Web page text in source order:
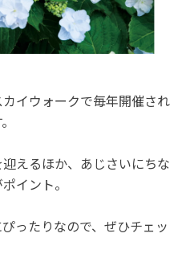
カイウォークで毎年開催され
えるほか、あじさいにちな
イント。
ったりなので、ぜひチェッ